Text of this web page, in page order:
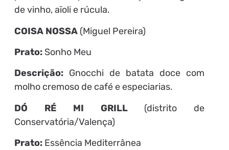
de vinho, aïoli e rúcula.
COISA NOSSA (Miguel Pereira)
Prato: Sonho Meu
Descrição: Gnocchi de batata doce com
molho cremoso de café e especiarias.
DÓ RÉ MI GRILL (distrito de
Conservatória/Valença)
Prato: Essência Mediterrânea